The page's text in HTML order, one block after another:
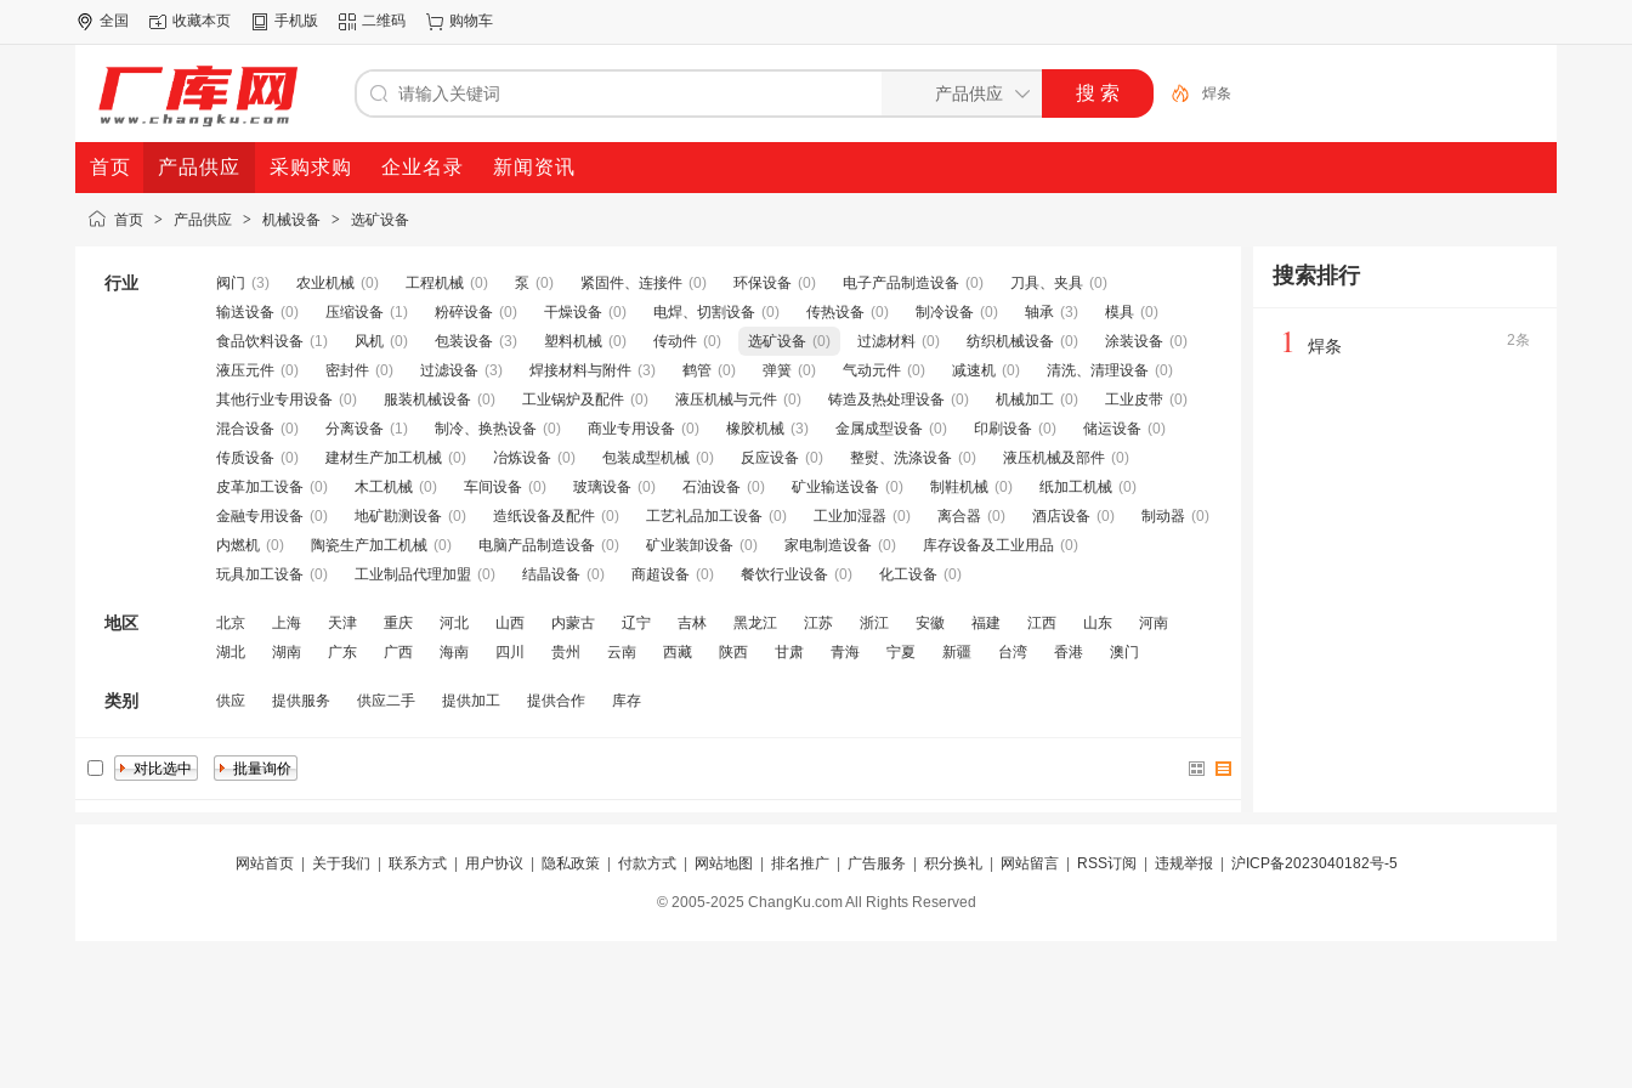
全国 收藏本页 手机版 二维码 购物车
焊条
首页 产品供应 采购求购 企业名录 新闻资讯
首页 > 产品供应 > 机械设备 > 选矿设备
行业 阀门 (3) 农业机械 (0) 工程机械 (0) 泵 (0) 紧固件、连接件 (0) 环保设备 (0) 电子产品制造设备 (0) 刀具、夹具 (0)
输送设备 (0) 压缩设备 (1) 粉碎设备 (0) 干燥设备 (0) 电焊、切割设备 (0) 传热设备 (0) 制冷设备 (0) 轴承 (3) 模具 (0)
食品饮料设备 (1) 风机 (0) 包装设备 (3) 塑料机械 (0) 传动件 (0) 选矿设备 (0) 过滤材料 (0) 纺织机械设备 (0) 涂装设备 (0)
液压元件 (0) 密封件 (0) 过滤设备 (3) 焊接材料与附件 (3) 鹤管 (0) 弹簧 (0) 气动元件 (0) 减速机 (0) 清洗、清理设备 (0)
其他行业专用设备 (0) 服装机械设备 (0) 工业锅炉及配件 (0) 液压机械与元件 (0) 铸造及热处理设备 (0) 机械加工 (0) 工业皮带 (0)
混合设备 (0) 分离设备 (1) 制冷、换热设备 (0) 商业专用设备 (0) 橡胶机械 (3) 金属成型设备 (0) 印刷设备 (0) 储运设备 (0)
传质设备 (0) 建材生产加工机械 (0) 冶炼设备 (0) 包装成型机械 (0) 反应设备 (0) 整熨、洗涤设备 (0) 液压机械及部件 (0)
皮革加工设备 (0) 木工机械 (0) 车间设备 (0) 玻璃设备 (0) 石油设备 (0) 矿业输送设备 (0) 制鞋机械 (0) 纸加工机械 (0)
金融专用设备 (0) 地矿勘测设备 (0) 造纸设备及配件 (0) 工艺礼品加工设备 (0) 工业加湿器 (0) 离合器 (0) 酒店设备 (0) 制动器 (0)
内燃机 (0) 陶瓷生产加工机械 (0) 电脑产品制造设备 (0) 矿业装卸设备 (0) 家电制造设备 (0) 库存设备及工业用品 (0)
玩具加工设备 (0) 工业制品代理加盟 (0) 结晶设备 (0) 商超设备 (0) 餐饮行业设备 (0) 化工设备 (0)
地区 北京 上海 天津 重庆 河北 山西 内蒙古 辽宁 吉林 黑龙江 江苏 浙江 安徽 福建 江西 山东
河南
湖北
湖南 广东 广西 海南 四川 贵州 云南 西藏 陕西 甘肃 青海 宁夏 新疆 台湾 香港 澳门
类别 供应 提供服务 供应二手 提供加工 提供合作 库存
搜索排行
2条
1 焊条
网站首页| 关于我们 联系方式| 用户协议 隐私政策| 付款方式| 网站地图 排名推广| 广告服务 积分换礼| 网站留言| RSS订阅 违规举报 沪ICP备2023040182号-5
© 2005-2025 ChangKu.com All Rights Reserved